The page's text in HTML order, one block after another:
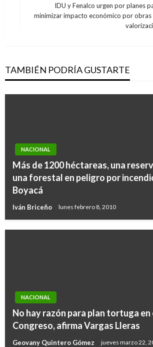
entradas
Entrada
IDU y Fenalco urgen por planes
minimizar impacto económico por obras
TAMBIÉN PODRÍA GUSTARTE
NACIONAL
Más de 1200 héctareas, una
una forestal en peligro por
Boyacá
Iván Briceño lunes febrero 8, 2010
NACIONAL
No hay razón para plan tortuga en
Congreso, afirma Vargas Lleras
Geovany Quintero Gómez jueves marzo 22,